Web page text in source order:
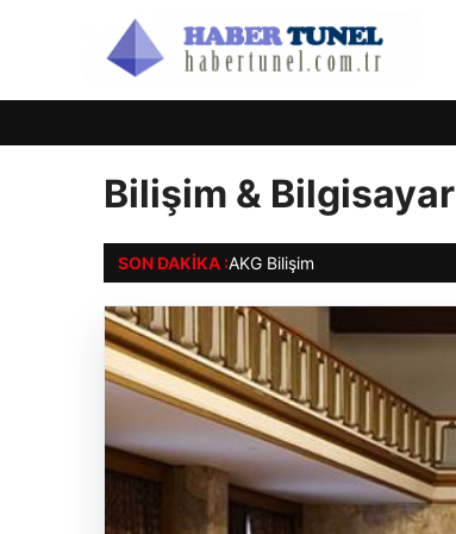
Bilişim & Bilgisayar
SON DAKIKA :AKG Bilişim